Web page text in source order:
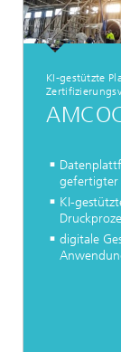
KI-gestützte
gefertigter
KI-
digitale